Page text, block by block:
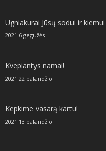
Ugniakurai Jūsų sodui ir kiemui
2021 6 gegužės
Kvepiantys namai!
2021 22 balandžio
Kepkime vasarą kartu!
2021 13 balandžio